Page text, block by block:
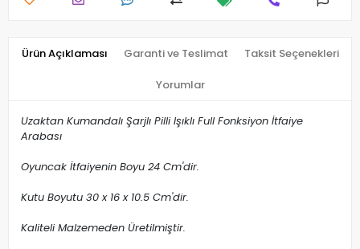
Ürün Açıklaması Garanti ve Teslimat Taksit Seçenekleri
Yorumlar
Uzaktan Kumandalı Şarjlı Pilli Işıklı Full Fonksiyon İtfaiye
Arabası
Oyuncak İtfaiyenin Boyu 24 Cm'dir.
Kutu Boyutu 30 x 16 x 10.5 Cm'dir.
Kaliteli Malzemeden Üretilmiştir.